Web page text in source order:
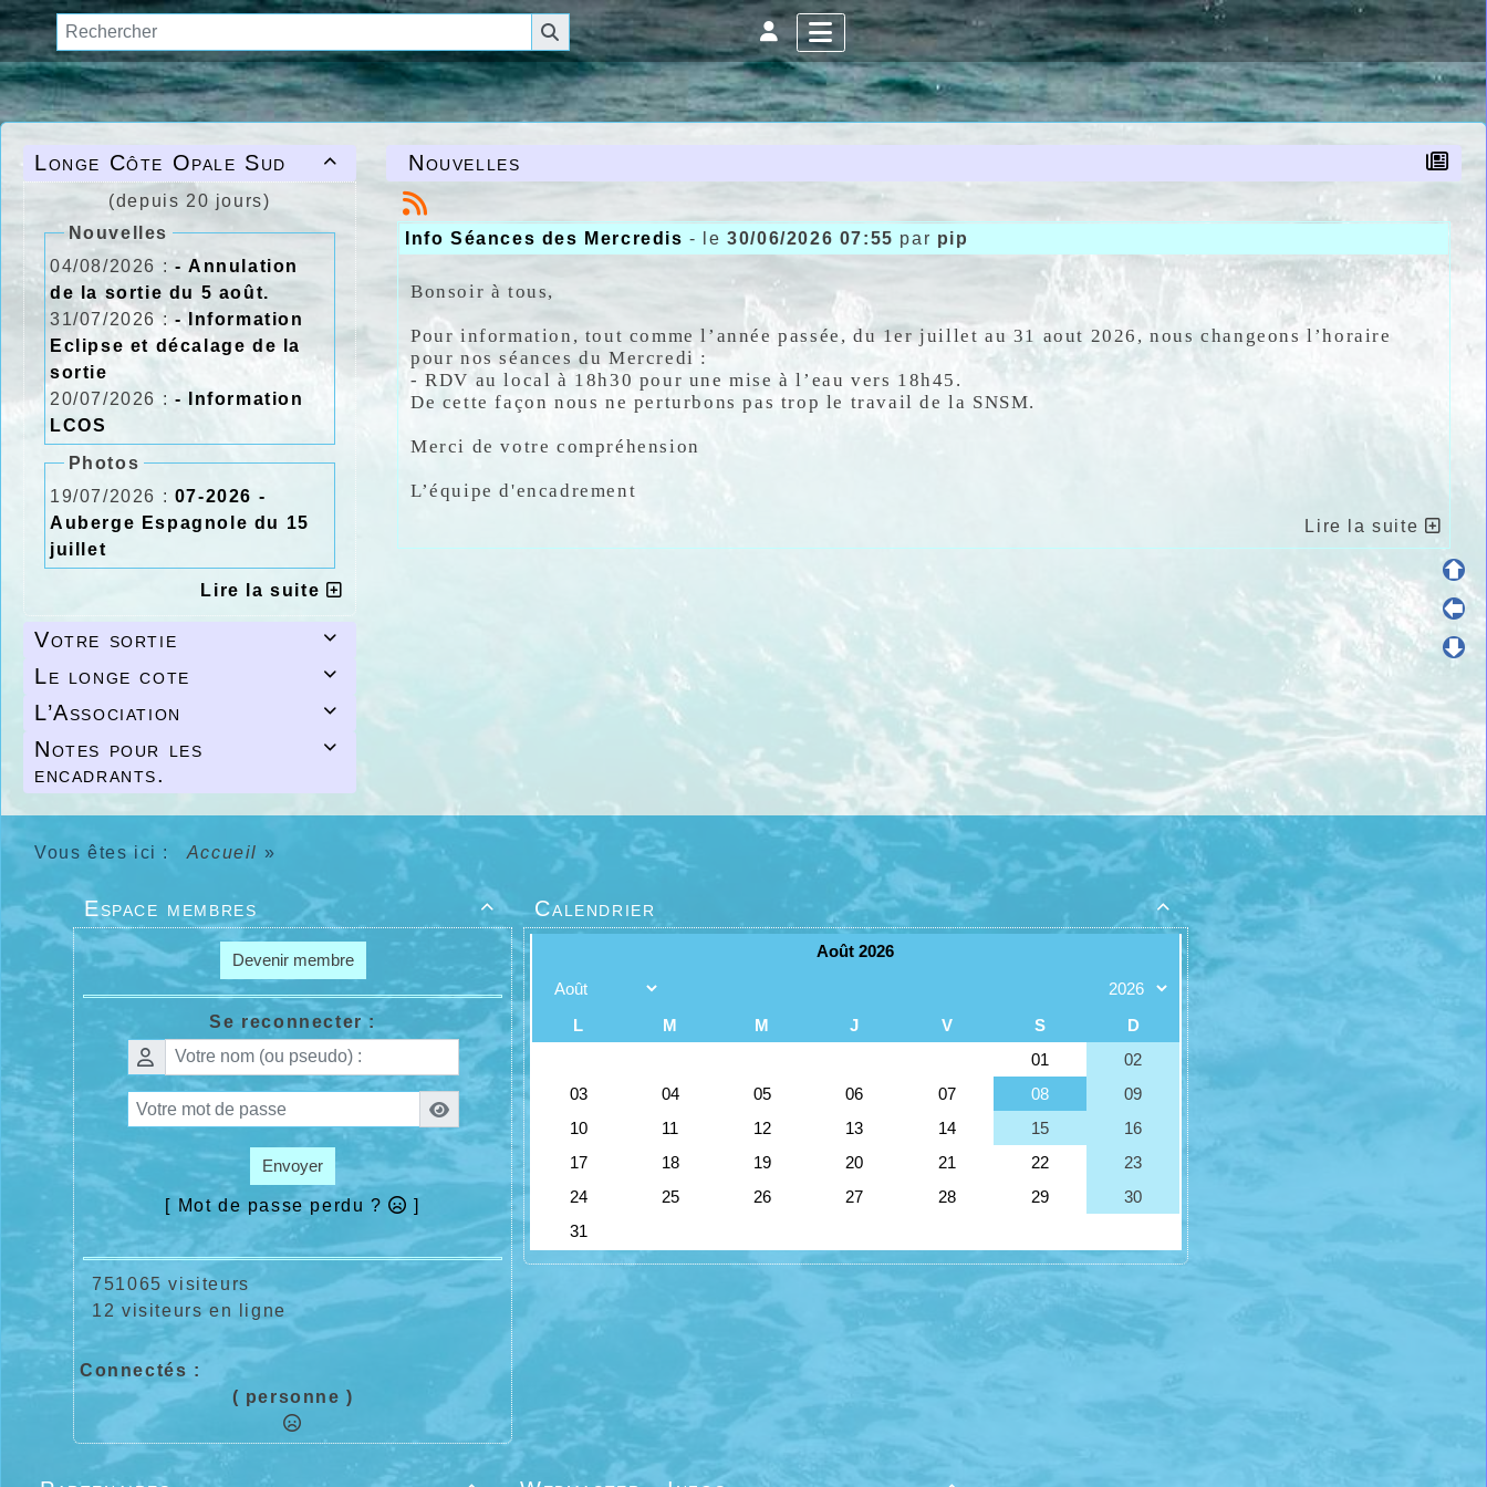

Longe Côte Opale Sud
(depuis 20 jours)
Nouvelles
04/08/2026 : - Annulation
de la sortie du 5 août.
31/07/2026 :- Information
Eclipse et décalage de la
sortie
20/07/2026 : - Information
LCOS
Photos
19/07/2026 : 07-2026 -
Auberge Espagnole du 15
juillet
Lire la suite

Votre sortie

Le longe cote

L’Association

Notes pour les
encadrants.
Nouvelles
Info Séances des Mercredis - le30/06/2026 07:55 par pip
Bonsoir à tous,
Pour information, tout comme l’année passée, du 1er juillet au 31 aout 2026 , nous changeons l’horaire
pour nos séances du Mercredi :
- RDV au local à 18h30 pour une mise à l’eauvers 18h45 .
De cette façon nous ne perturbons pas trop le travail de la SNSM.
Merci de votre compréhension
L’équipe d'encadrement
Lire la suite
Vous êtes ici : Accueil »

Espace membres
Devenir membre
Se reconnecter :
Envoyer
[ Mot de passe perdu ? ]
751065 visiteurs
12 visiteurs en ligne
Connectés :
( personne )

Calendrier